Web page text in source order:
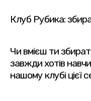
Клуб Рубика:
Чи вмієш ти
завжди хотів
нашому клубі цієї